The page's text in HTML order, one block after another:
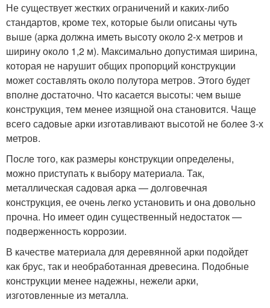
Не существует жестких ограничений и каких-либо
стандартов, кроме тех, которые были описаны чуть
выше (арка должна иметь высоту около 2-х метров и
ширину около 1,2 м). Максимально допустимая ширина,
которая не нарушит общих пропорций конструкции
может составлять около полутора метров. Этого будет
вполне достаточно. Что касается высоты: чем выше
конструкция, тем менее изящной она становится. Чаще
всего садовые арки изготавливают высотой не более 3-х
метров.
После того, как размеры конструкции определены,
можно приступать к выбору материала. Так,
металлическая садовая арка — долговечная
конструкция, ее очень легко установить и она довольно
прочна. Но имеет один существенный недостаток —
подверженность коррозии.
В качестве материала для деревянной арки подойдет
как брус, так и необработанная древесина. Подобные
конструкции менее надежны, нежели арки,
изготовленные из металла.